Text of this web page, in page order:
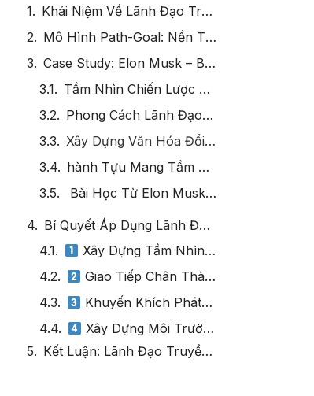
Khái Niệm Về Lãnh Đạo Truyền Cảm Hứng và Tạo Động Lực
Mô Hình Path-Goal: Nền Tảng Thực Tiễn Cho Lãnh Đạo Truyền Cảm Hứng và Tạo Động Lực
Case Study: Elon Musk – Biểu Tượng Của Lãnh Đạo Truyền Cảm Hứng và Tạo Động Lực
Tầm Nhìn Chiến Lược Mang Tính Cách Mạng
Phong Cách Lãnh Đạo Linh Hoạt Dựa Trên Path-Goal
Xây Dựng Văn Hóa Đổi Mới Không Ngừng
hành Tựu Mang Tầm Ảnh Hưởng Toàn Cầu
Bài Học Từ Elon Musk Cho Nhà Lãnh Đạo Thế Kỷ 21
Bí Quyết Áp Dụng Lãnh Đạo Truyền Cảm Hứng và Tạo Động Lực Trong Doanh Nghiệp
Kết Luận: Lãnh Đạo Truyền Cảm Hứng và Tạo Động Lực – Bệ Phóng Chiến Lược Cho Tổ Chức